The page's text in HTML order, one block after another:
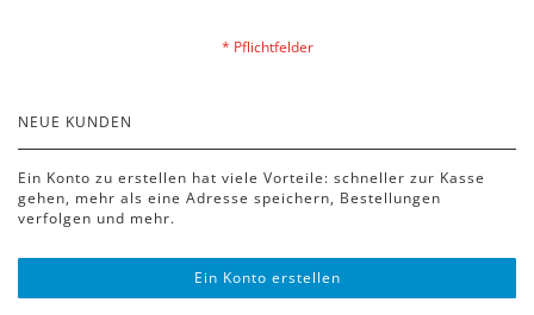
NEUE KUNDEN
Ein Konto zu erstellen hat viele Vorteile: schneller zur Kasse
gehen, mehr als eine Adresse speichern, Bestellungen
verfolgen und mehr.
Ein Konto erstellen